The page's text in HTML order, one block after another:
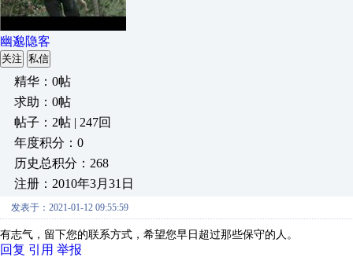
幽邈隐客
关注 私信
精华：0帖
求助：0帖
帖子：2帖 | 247回
年度积分：0
历史总积分：268
注册：2010年3月31日
发表于：2021-01-12 09:55:59
有志气，留下您的联系方式，希望您早日超过那些保守的人。
回复 引用 举报